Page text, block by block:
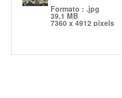
Formato : .jpg
39,1 MB
7360 x 4912 pixels